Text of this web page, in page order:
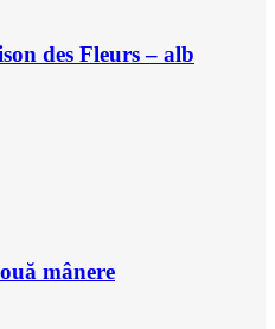
des Fleurs – alb
mânere